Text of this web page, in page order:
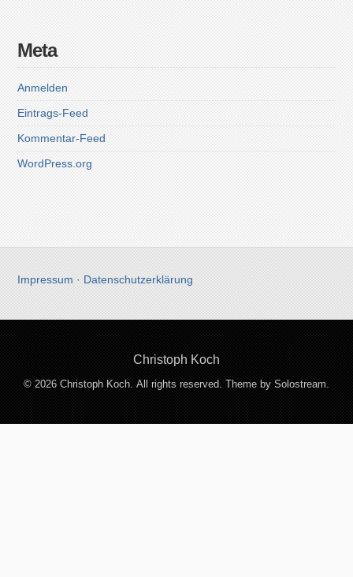
Meta
Anmelden
Eintrags-Feed
Kommentar-Feed
WordPress.org
Impressum · Datenschutzerklärung
Christoph Koch
© 2026 Christoph Koch. All rights reserved. Theme by Solostream